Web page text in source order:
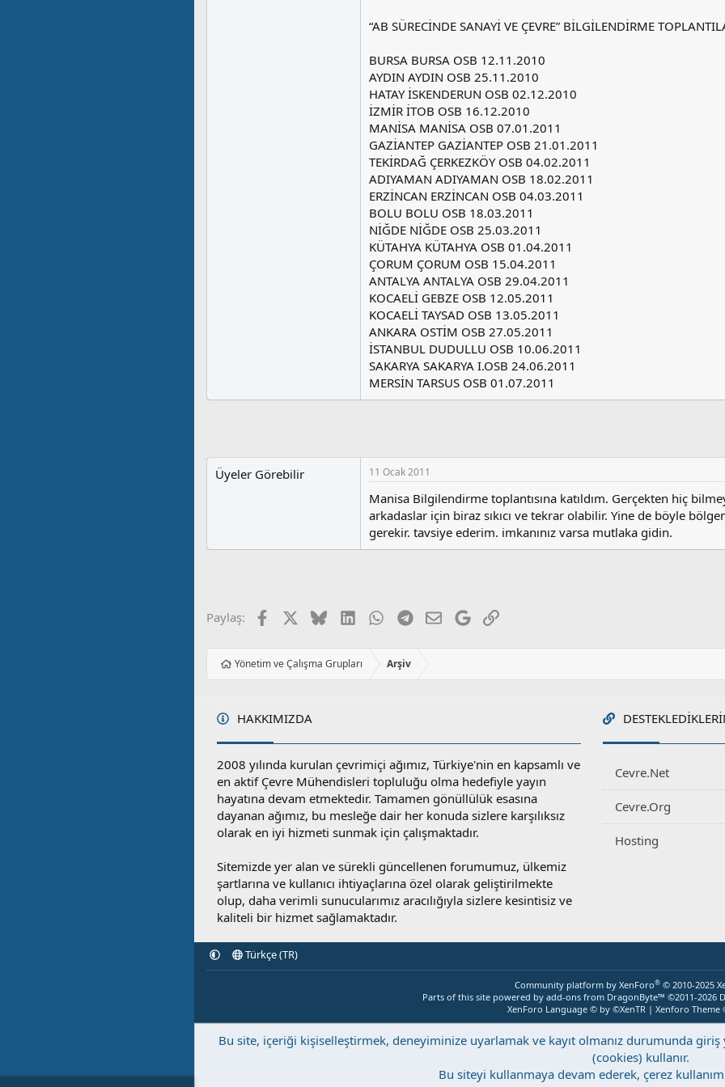
“AB SÜRECİNDE SANAYİ VE ÇEVRE” BİLGİLENDİRME
BURSA BURSA OSB 12.11.2010
AYDIN AYDIN OSB 25.11.2010
HATAY İSKENDERUN OSB 02.12.2010
İZMİR İTOB OSB 16.12.2010
MANİSA MANİSA OSB 07.01.2011
GAZİANTEP GAZİANTEP OSB 21.01.2011
TEKİRDAĞ ÇERKEZKÖY OSB 04.02.2011
ADIYAMAN ADIYAMAN OSB 18.02.2011
ERZİNCAN ERZİNCAN OSB 04.03.2011
BOLU BOLU OSB 18.03.2011
NİĞDE NİĞDE OSB 25.03.2011
KÜTAHYA KÜTAHYA OSB 01.04.2011
ÇORUM ÇORUM OSB 15.04.2011
ANTALYA ANTALYA OSB 29.04.2011
KOCAELİ GEBZE OSB 12.05.2011
KOCAELİ TAYSAD OSB 13.05.2011
ANKARA OSTİM OSB 27.05.2011
İSTANBUL DUDULLU OSB 10.06.2011
SAKARYA SAKARYA I.OSB 24.06.2011
MERSİN TARSUS OSB 01.07.2011
Üyeler Görebilir 11 Ocak 2011
Manisa Bilgilendirme toplantısına katıldım. Gerçekten hiç
arkadaslar için biraz sıkıcı ve tekrar olabilir. Yine de böyle
gerekir. tavsiye ederim. imkanınız varsa mutlaka gidin.
Paylaş: Facebook BlueskyLinkedInWhatsApp
Telegram
E-postaGoogleLink
Yönetim ve Çalışma Grupları Arşiv
HAKKIMIZDA
2008 yılında kurulan çevrimiçi ağımız, Türkiye'nin en kapsamlı ve
en aktif Çevre Mühendisleri topluluğu olma hedefiyle yayın
hayatına devam etmektedir. Tamamen gönüllülük esasına
dayanan ağımız, bu mesleğe dair her konuda sizlere karşılıksız
olarak en iyi hizmeti sunmak için çalışmaktadır.
Sitemizde yer alan ve sürekli güncellenen forumumuz, ülkemiz
şartlarına ve kullanıcı ihtiyaçlarına özel olarak geliştirilmekte
olup, daha verimli sunucularımız aracılığıyla sizlere kesintisiz ve
kaliteli bir hizmet sağlamaktadır.
Cevre.Net
Cevre.Org
Hosting
Türkçe (TR)
Community platform by XenForo® © 2010-2025
Parts of this site powered by add-ons from DragonByte™ ©2011-2026
XenForo Language © by ©XenTR | Xenforo Theme
Bu site, içeriği kişiselleştirmek, deneyiminize uyarlamak ve kayıt olmanız durumunda
(cookies) kullanır.
Bu siteyi kullanmaya devam ederek, çerez